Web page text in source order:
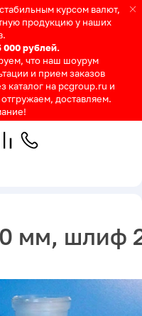
курсом валют,
продукцию у наших
000 рублей.
что наш шоурум
и прием заказов
каталог на pcgroup.ru и
доставляем.
мм, шлиф